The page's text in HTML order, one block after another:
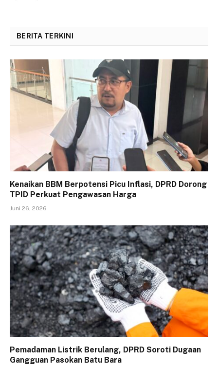
BERITA TERKINI
Kenaikan BBM Berpotensi Picu Inflasi, DPRD Dorong
TPID Perkuat Pengawasan Harga
Juni 26, 2026
Pemadaman Listrik Berulang, DPRD Soroti Dugaan
Gangguan Pasokan Batu Bara